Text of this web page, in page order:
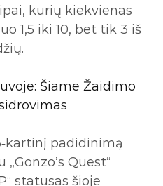
kurių kiekvienas
1,5 iki 10, bet tik 3 iš
Šiame Žaidimo
padidinimą
Quest“
statusas šioje